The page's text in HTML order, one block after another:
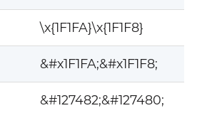
\x{1F1FA}\x{1F1F8}
&#x1F1FA;&#x1F1F8;
&#127482;&#127480;